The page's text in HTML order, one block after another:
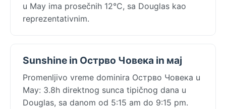
u May ima prosečnih 12°C, sa Douglas kao
reprezentativnim.
Sunshine in Острво Човека in мај
Promenljivo vreme dominira Острво Човека u
May: 3.8h direktnog sunca tipičnog dana u
Douglas, sa danom od 5:15 am do 9:15 pm.